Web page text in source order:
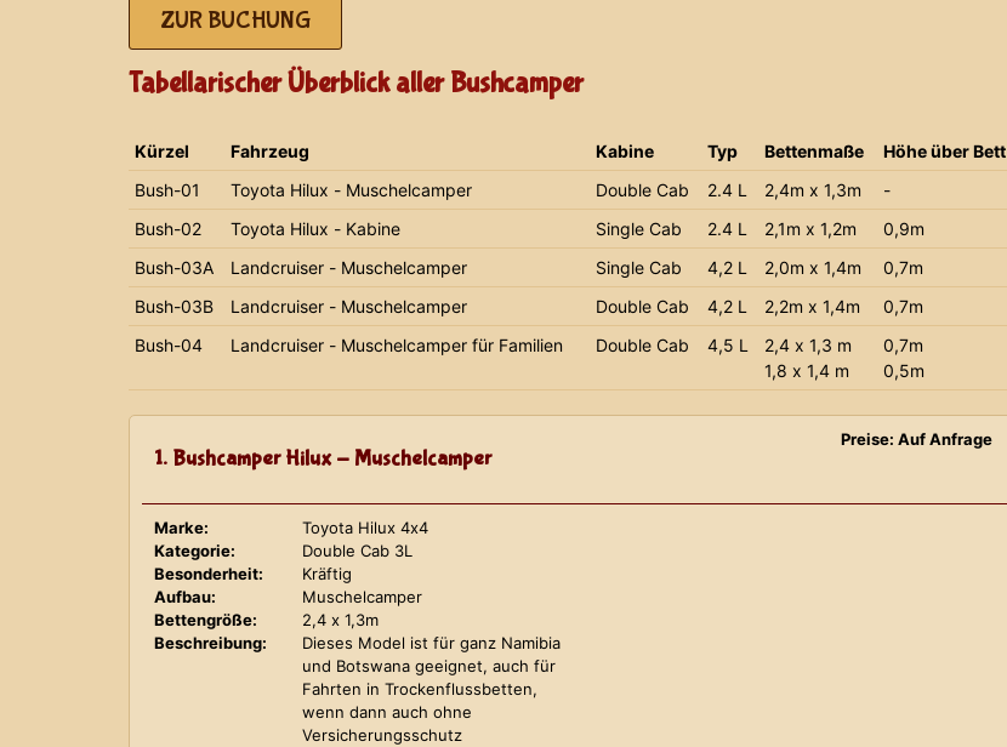
ZUR BUCHUNG
Tabellarischer Überblick aller Bushcamper
Kürzel Fahrzeug Kabine Typ Bettenmaße
Höhe über Bett
Bush-01
Toyota Hilux - Muschelcamper Double Cab 2.4 L 2,4m x 1,3m
-
Bush-02
Toyota Hilux - Kabine Single Cab 2.4 L 2,1m x 1,2m
0,9m
Bush-03A
Landcruiser - Muschelcamper Single Cab 4,2 L 2,0m x 1,4m
0,7m
Bush-03B
Landcruiser - Muschelcamper Double Cab 4,2 L 2,2m x 1,4m
0,7m
Bush-04
Landcruiser - Muschelcamper für Familien Double Cab 4,5 L
2,4 x 1,3 m
1,8 x 1,4 m
0,7m
0,5m
1. Bushcamper Hilux - Muschelcamper
Preise: Auf Anfrage
Marke:
Toyota Hilux 4x4
Kategorie:
Double Cab 3L
Besonderheit:
Kräftig
Aufbau:
Muschelcamper
Bettengröße:
2,4 x 1,3m
Beschreibung:
Dieses Model ist für ganz Namibia
und Botswana geeignet, auch für
Fahrten in Trockenflussbetten,
wenn dann auch ohne
Versicherungsschutz